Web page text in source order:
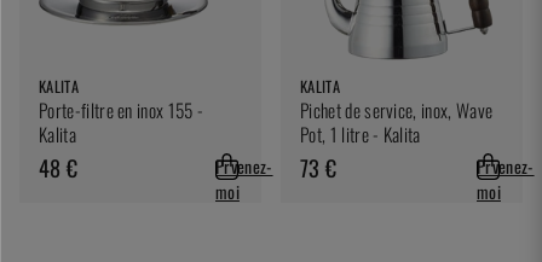
KALITA
Porte-filtre en inox 155 -
Kalita
48 €
Prvenez-
moi
KALITA
Pichet de service, inox, Wave
Pot, 1 litre - Kalita
73 €
Prvenez-
moi